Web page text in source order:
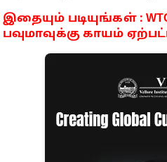
இதையும் படியுங்கள் :
பவுமாவுக்கு காயம்